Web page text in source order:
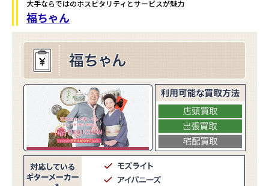
大手ならではのホスピタリティとサービスが魅力
福ちゃん